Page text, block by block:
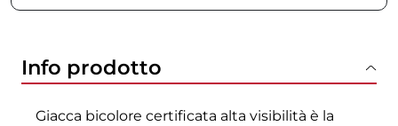
Info prodotto
Giacca bicolore certificata alta visibilità è la